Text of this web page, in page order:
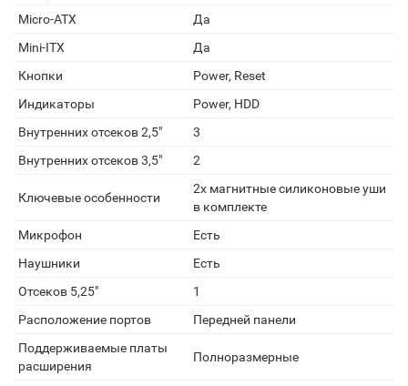
Micro-ATX
Да
Mini-ITX
Да
Кнопки
Power, Reset
Индикаторы
Power, HDD
Внутренних отсеков 2,5"
3
Внутренних отсеков 3,5"
2
Ключевые особенности
2x магнитные силиконовые уши
в комплекте
Микрофон
Есть
Наушники
Есть
Отсеков 5,25"
1
Расположение портов
Передней панели
Поддерживаемые платы
расширения
Полноразмерные